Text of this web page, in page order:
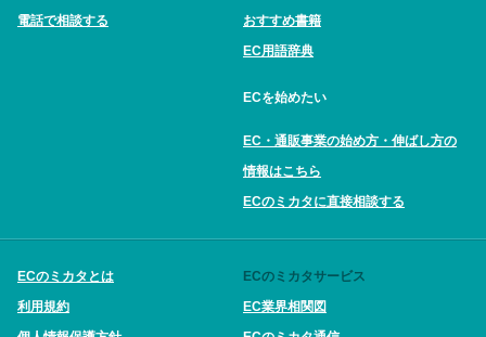
電話で相談する
おすすめ書籍
EC用語辞典
ECを始めたい
EC・通販事業の始め方・伸ばし方の
情報はこちら
ECのミカタに直接相談する
ECのミカタとは
利用規約
ECのミカタサービス
EC業界相関図